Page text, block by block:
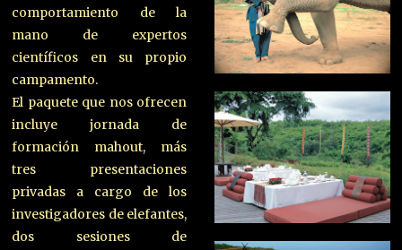
comportamiento de la
mano de expertos
científicos en su propio
campamento.
El paquete que nos ofrecen
incluye jornada de
formación mahout, más
tres presentaciones
privadas a cargo de los
investigadores de elefantes,
dos sesiones de